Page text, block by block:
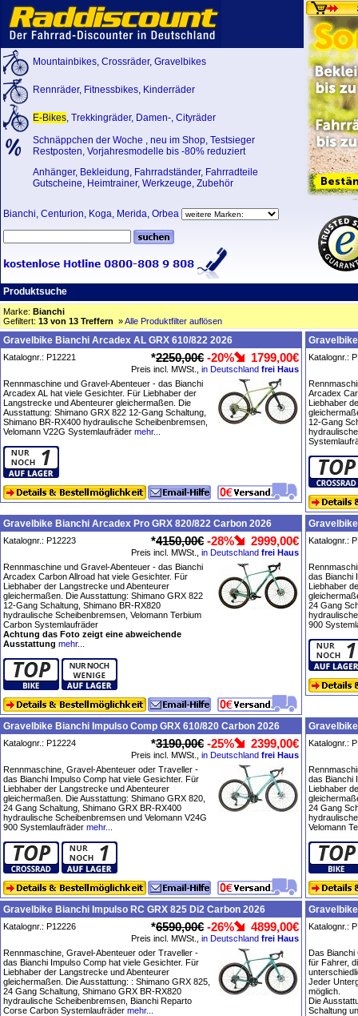
Mountainbikes, Crossräder, Gravelbikes
Rennräder, Fitnessbikes, Kinderräder
E-Bikes, Trekkingräder, Damen-, Cityräder
Schnäppchen der Woche , neu im Shop, Testsieger
Restposten, Vorjahresmodelle bis -80% reduziert
Anhänger, Bekleidung, Fahrradständer, Fahrradteile
Gutscheine, Heimtrainer, Werkzeuge, Zubehör
Bianchi, Centurion, Koga, Merida, Orbea
Produktsuche
Marke: Bianchi
Gefiltert: 13 von 13 Treffern »Alle Produktfilter auflösen
Gravelbike Bianchi Arcadex AL GRX 610/822 2026
Katalognr.: P12221 *2250,00€ -20% 1799,00€
Preis incl. MWSt., in Deutschland frei Haus
Rennmaschine und Gravel-Abenteuer - das Bianchi
Arcadex AL hat viele Gesichter. Für Liebhaber der
Langstrecke und Abenteurer gleichermaßen. Die
Ausstattung: Shimano GRX 822 12-Gang Schaltung,
Shimano BR-RX400 hydraulische Scheibenbremsen,
Velomann V22G Systemlaufräder mehr...
Katalognr.:
Arcadex
Liebhaber
12-Gang
Gravelbike Bianchi Arcadex Pro GRX 820/822 Carbon 2026
Katalognr.: P12223 *4150,00€ -28% 2999,00€
Preis incl. MWSt., in Deutschland frei Haus
Rennmaschine und Gravel-Abenteuer - das Bianchi
Arcadex Carbon Allroad hat viele Gesichter. Für
Liebhaber der Langstrecke und Abenteurer
gleichermaßen. Die Ausstattung: Shimano GRX 822
12-Gang Schaltung, Shimano BR-RX820
hydraulische Scheibenbremsen, Velomann Terbium
Carbon Systemlaufräder
Achtung das Foto zeigt eine abweichende
Ausstattung mehr...
Katalognr.:
das Bianchi
Liebhaber
24 Gang
900
Gravelbike Bianchi Impulso Comp GRX 610/820 Carbon 2026
Katalognr.: P12224 *3190,00€ -25% 2399,00€
Preis incl. MWSt., in Deutschland frei Haus
Rennmaschine, Gravel-Abenteuer oder Traveller -
das Bianchi Impulso Comp hat viele Gesichter. Für
Liebhaber der Langstrecke und Abenteurer
gleichermaßen. Die Ausstattung: Shimano GRX 820,
24 Gang Schaltung, Shimano GRX BR-RX400
hydraulische Scheibenbremsen und Velomann V24G
900 Systemlaufräder mehr...
Katalognr.:
das Bianchi
Liebhaber
24 Gang
Velomann
Gravelbike Bianchi Impulso RC GRX 825 Di2 Carbon 2026
Katalognr.: P12226 *6590,00€ -26% 4899,00€
Preis incl. MWSt., in Deutschland frei Haus
Rennmaschine, Gravel-Abenteuer oder Traveller -
das Bianchi Impulso Comp hat viele Gesichter. Für
Liebhaber der Langstrecke und Abenteurer
gleichermaßen. Die Ausstattung: : Shimano GRX 825,
24 Gang Schaltung, Shimano GRX BR-RX820
hydraulische Scheibenbremsen, Bianchi Reparto
Corse Carbon Systemlaufräder mehr...
Katalognr.:
Das Bianchi
für Fahrer,
Jeder
möglich.
Die
Schaltung